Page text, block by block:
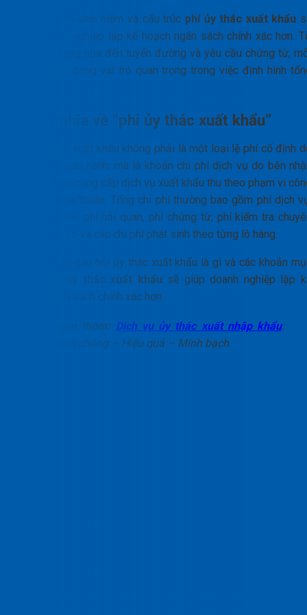
Việc nắm rõ khái niệm và cấu trúc phí ủy thác xuất khẩu
giúp doanh nghiệp lập kế hoạch ngân sách chính xác hơn.
đặc tính hàng hóa đến tuyến đường và yêu cầu chứng từ,
yếu tố đều đóng vai trò quan trọng trong việc định hình
Định nghĩa về “phí ủy thác xuất khẩu”
Phí ủy thác xuất khẩu không phải là một loại lệ phí cố định
Nhà nước ban hành, mà là khoản chi phí dịch vụ do bên
ủy thác/bên cung cấp dịch vụ xuất khẩu thu theo phạm vi
việc đã thỏa thuận. Tổng chi phí thường bao gồm phí dịch
cước vận tải, phí hải quan, phí chứng từ, phí kiểm tra
ngành nếu có và các chi phí phát sinh theo từng lô hàng.
Việc hiểu rõ câu hỏi ủy thác xuất khẩu là gì và các khoản
phí ủy thác xuất khẩu sẽ giúp doanh nghiệp lập
hoạch ngân sách chính xác hơn.
>>Xem thêm: Dịch vụ ủy thác xuất nhập khẩu:
Nhanh chóng – Hiệu quả – Minh bạch